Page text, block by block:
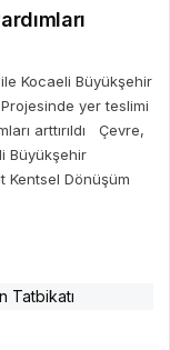
Kocaeli Büyükşehir
yer teslimi
arttırıldı Çevre,
Büyükşehir
Kentsel Dönüşüm